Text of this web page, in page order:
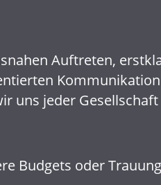
Auftreten,
uns jeder
Budgets oder